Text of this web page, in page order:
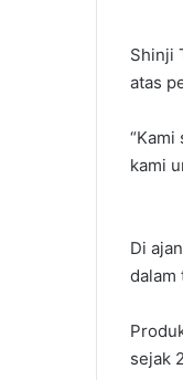
Shinji
atas
kami
Di
dalam
sejak